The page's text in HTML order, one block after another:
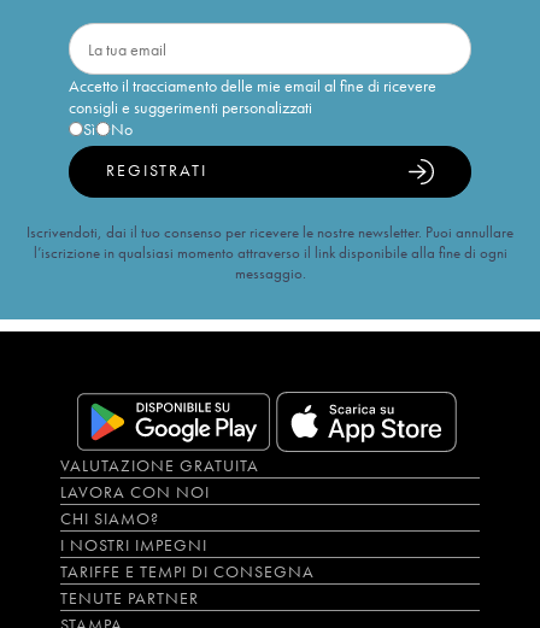
Accetto il tracciamento delle mie email al fine di ricevere
consigli e suggerimenti personalizzati
Sì
No
REGISTRATI
Iscrivendoti, dai il tuo consenso per ricevere le nostre newsletter. Puoi annullare
l’iscrizione in qualsiasi momento attraverso il link disponibile alla fine di ogni
messaggio.
VALUTAZIONE GRATUITA
LAVORA CON NOI
CHI SIAMO?
I NOSTRI IMPEGNI
TARIFFE E TEMPI DI CONSEGNA
TENUTE PARTNER